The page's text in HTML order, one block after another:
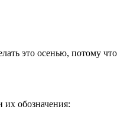
это осенью, потому что
их обозначения: